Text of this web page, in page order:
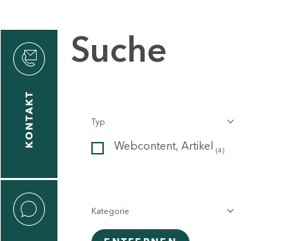
KONTAKT
Suche
Typ
Webcontent, Artikel (4)
Kategorie